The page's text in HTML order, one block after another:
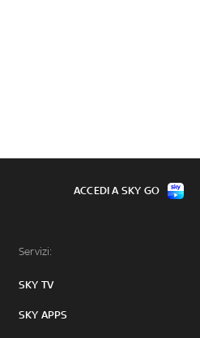
Servizi:
SKY TV
SKY APPS
ACCEDI A SKY GO